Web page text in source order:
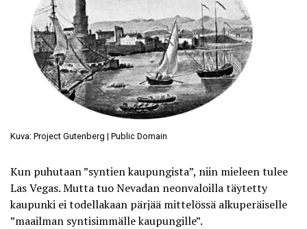
Kuva: Project Gutenberg | Public Domain
Kun puhutaan ”syntien kaupungista”, niin mieleen tulee
Las Vegas. Mutta tuo Nevadan neonvaloilla täytetty
kaupunki ei todellakaan pärjää mittelössä alkuperäiselle
”maailman syntisimmälle kaupungille”.